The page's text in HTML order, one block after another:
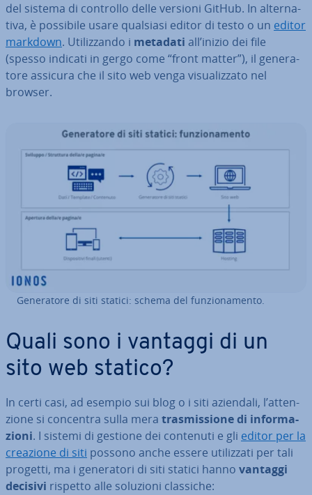
del sistema di controllo delle versioni GitHub. In al­ter­na­
ti­va, è possibile usare qualsiasi editor di testo o un editor
markdown. Uti­liz­zan­do i metadati all’inizio dei file
(spesso indicati in gergo come “front matter”), il ge­ne­ra­
to­re assicura che il sito web venga vi­sua­liz­za­to nel
browser.
Ge­ne­ra­to­re di siti statici: schema del fun­zio­na­men­to.
Quali sono i vantaggi di un
sito web statico?
In certi casi, ad esempio sui blog o i siti aziendali, l’at­ten­
zio­ne si concentra sulla mera tra­smis­sio­ne di in­for­ma­
zio­ni. I sistemi di gestione dei contenuti e gli editor per la
creazione di siti possono anche essere uti­liz­za­ti per tali
progetti, ma i ge­ne­ra­to­ri di siti statici hanno vantaggi
decisivi rispetto alle soluzioni classiche: